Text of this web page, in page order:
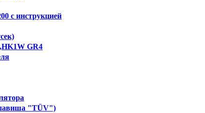
с инструкцией
GR4
"TÜV")